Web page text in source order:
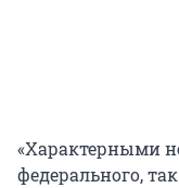
«Характерными
федерального,